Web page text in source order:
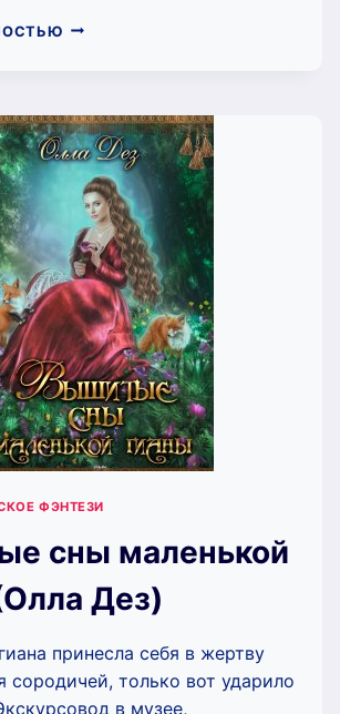
ЮРТА
ДЕЗ)
ФЭНТЕЗИ
сны маленькой
Дез)
принесла себя в жертву
сородичей, только вот ударило
в музее,